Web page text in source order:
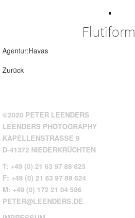
Flutiform
Agentur:Havas
Zurück
©2020 PETER LEENDERS
LEENDERS PHOTOGRAPHY
KAPELLENSTRASSE 9
D-41372 NIEDERKRÜCHTEN
T: +49 (0) 21 63 97 89 623
F: +49 (0) 21 63 97 89 624
M: +49 (0) 172 21 04 596
PETER@LEENDERS.DE